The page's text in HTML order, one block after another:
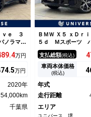
ｖｅ ３
ノラマガ
ォート
ッケー
ａｒｄｏ
ルシフト
プディス
ＴＣ
4万円
5万円
2020年
54,000km
千葉県
ＢＭＷ Ｘ５ ｘＤｒ
５ｄ Ｍスポーツ
ラスサンルーフ プラ
ージ 純正２１イン
スポークＡＷ レー
ズコントロール 全
ーター 純正ナビ
Ｖ 禁煙車
支払総額(税込)
車両本体価格
(税込)
年式
走行距離
エリア
ユニバース 堺